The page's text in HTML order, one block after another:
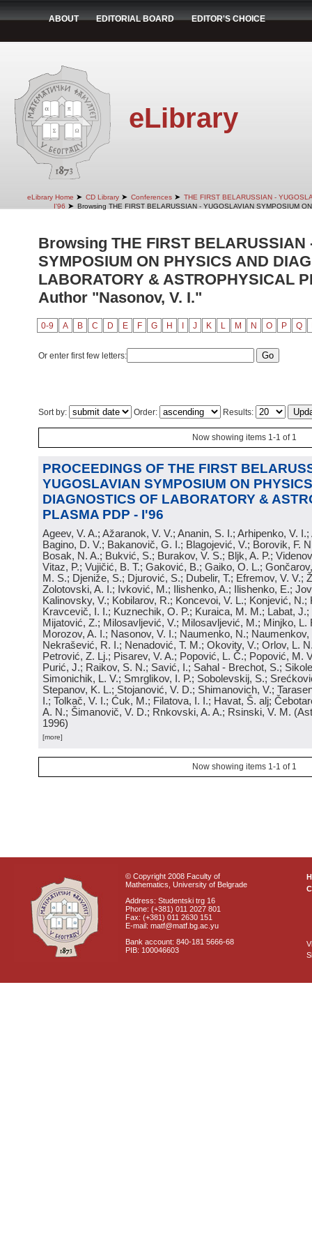
ABOUT EDITORIAL BOARD EDITOR'S CHOICE
eLibrary
eLibrary Home ➤ CD Library ➤ Conferences ➤ THE FIRST BELARUSSIAN -
I'96 ➤ Browsing THE FIRST BELARUSSIAN - YUGOSLAVIAN SYMPOSIUM
Browsing THE FIRST BELARUSSIAN
SYMPOSIUM ON PHYSICS AND
LABORATORY & ASTROPHYSICAL
Author "Nasonov, V. I."
0-9 A B C D E F G H J K L M N O P Q
Or enter first few letters:
Sort by: Order: Results:
Now showing items 1-1 of 1
PROCEEDINGS OF THE FIRST
YUGOSLAVIAN SYMPOSIUM ON
DIAGNOSTICS OF LABORATORY &
PLASMA PDP - I'96
Ageev, V. A.; Ažaranok, V. V.; Ananin, S. I.; Arhipenko, V.
Bagino, D. V.; Bakanovič, G. I.; Blagojević, V.; Borovik, F.
Bosak, N. A.; Bukvić, S.; Burakov, V. S.; Bljk, A. P.;
Vitaz, P.; Vujičić, B. T.; Gaković, B.; Gaiko, O. L.;
M. S.; Djeniže, S.; Djurović, S.; Dubelir, T.; Efremov, V. V.;
Zolotovski, A. I.; Ivković, M.; Ilishenko, A.; Ilishenko, E.;
Kalinovsky, V.; Kobilarov, R.; Koncevoi, V. L.; Konjević, N.;
Kravcevič, I. I.; Kuznechik, O. P.; Kuraica, M. M.; Labat,
Mijatović, Z.; Milosavljević, V.; Milosavljević, M.; Minjko, L.
Morozov, A. I.; Nasonov, V. I.; Naumenko, N.; Naumenkov,
Nekrašević, R. I.; Nenadović, T. M.; Okovity, V.; Orlov, L.
Petrović, Z. Lj.; Pisarev, V. A.; Popović, L. Č.; Popović, M.
Purić, J.; Raikov, S. N.; Savić, I.; Sahal - Brechot, S.;
Simonichik, L. V.; Smrglikov, I. P.; Sobolevskij, S.;
Stepanov, K. L.; Stojanović, V. D.; Shimanovich, V.;
I.; Tolkač, V. I.; Ćuk, M.; Filatova, I. I.; Havat, Š. alj;
A. N.; Šimanovič, V. D.; Rnkovski, A. A.; Rsinski, V. M. (
1996)
[more]
Now showing items 1-1 of 1
© Copyright 2008 Faculty of
Mathematics, University of Belgrade
Address: Studentski trg 16
Phone: (+381) 011 2027 801
Fax: (+381) 011 2630 151
E-mail: matf@matf.bg.ac.yu
Bank account: 840-181 5666-68
PIB: 100046603